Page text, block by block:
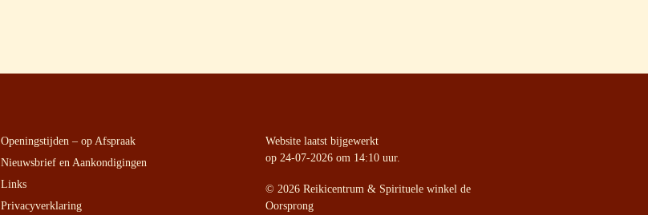
Openingstijden – op Afspraak
Nieuwsbrief en Aankondigingen
Links
Privacyverklaring
Website laatst bijgewerkt
op 24-07-2026 om 14:10 uur.
© 2026 Reikicentrum & Spirituele winkel de
Oorsprong